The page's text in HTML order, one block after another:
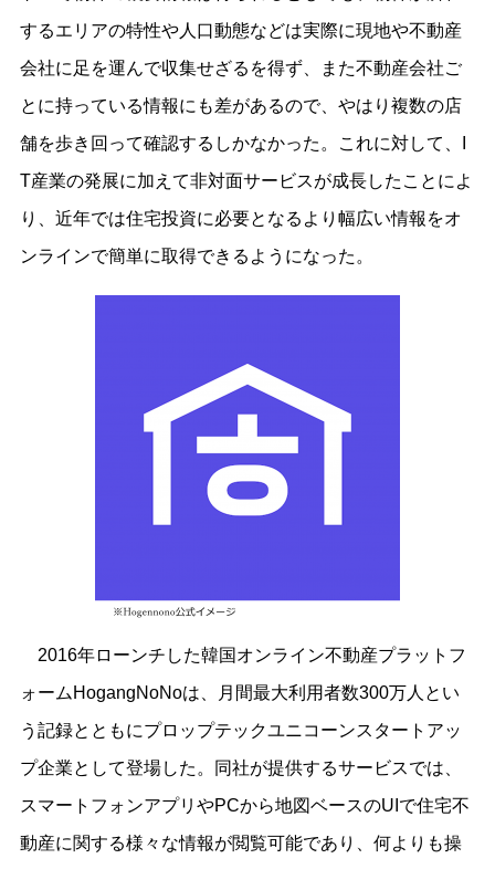
するエリアの特性や人口動態などは実際に現地や不動産
会社に足を運んで収集せざるを得ず、また不動産会社ご
とに持っている情報にも差があるので、やはり複数の店
舗を歩き回って確認するしかなかった。これに対して、I
T産業の発展に加えて非対面サービスが成長したことによ
り、近年では住宅投資に必要となるより幅広い情報をオ
ンラインで簡単に取得できるようになった。
2016年ローンチした韓国オンライン不動産プラットフ
ォームHogangNoNoは、月間最大利用者数300万人とい
う記録とともにプロップテックユニコーンスタートアッ
プ企業として登場した。同社が提供するサービスでは、
スマートフォンアプリやPCから地図ベースのUIで住宅不
動産に関する様々な情報が閲覧可能であり、何よりも操